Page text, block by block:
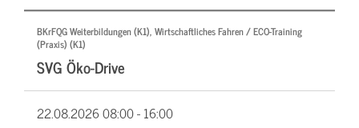
BKrFQG Weiterbildungen (K1), Wirtschaftliches Fahren / ECO-Training
(Praxis) (K1)
SVG Öko-Drive
22.08.202608:00 - 16:00